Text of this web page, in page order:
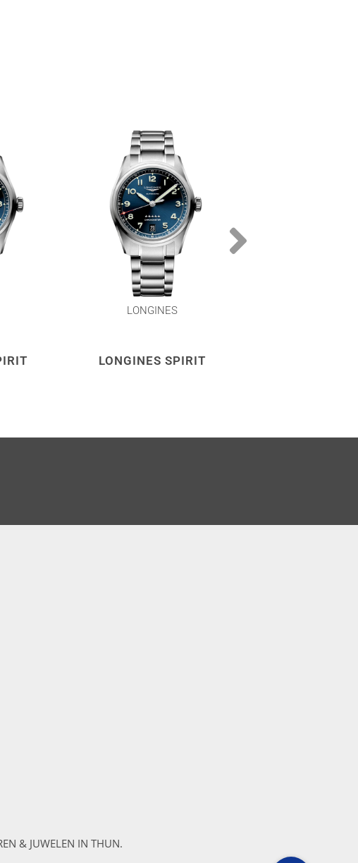
LONGINES
LONGINES SPIRIT
& JUWELEN IN THUN.